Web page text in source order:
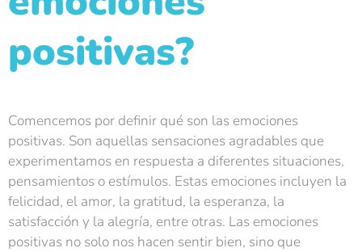
positivas?
Comencemos por definir qué son las emociones
positivas. Son aquellas sensaciones agradables que
experimentamos en respuesta a diferentes situaciones,
pensamientos o estímulos. Estas emociones incluyen la
felicidad, el amor, la gratitud, la esperanza, la
satisfacción y la alegría, entre otras. Las emociones
positivas no solo nos hacen sentir bien, sino que